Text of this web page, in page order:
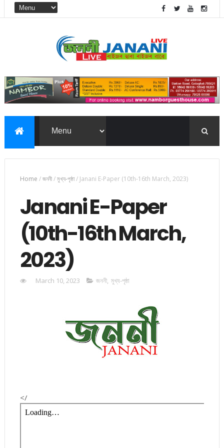
Home /জননী/মুখ্য-পৃষ্ঠা/ Janani E-Paper (10th-16th March, 2023)
Janani E-Paper
(10th-16th March,
2023)
March 10, 2023 জননী, মুখ্য-পৃষ্ঠা
</